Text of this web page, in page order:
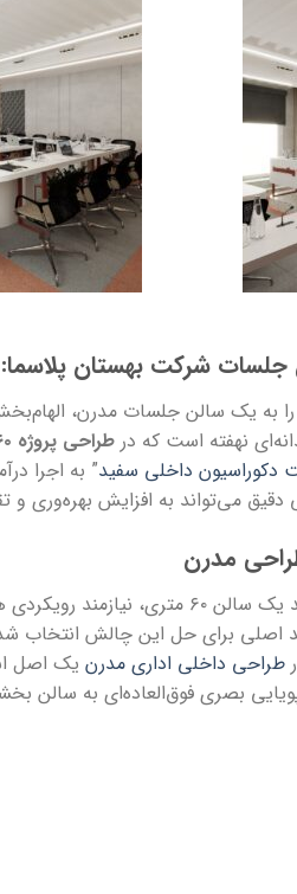
یک فضای ۶۰ متری را به یک سالن
نهفته است که در طراحی پروژه ۶۰ متری سالن جلسات شرکت بهستان پلاسما
دکوراسیون داخلی سفید” به اجرا
می‌تواند به افزایش بهره‌وری و
مدرن
طراحی فضایی با متراژ محدود
اصلی برای حل این چالش انتخاب
طراحی داخلی اداری مدرن یک اصل
بصری فوق‌العاده‌ای به سالن